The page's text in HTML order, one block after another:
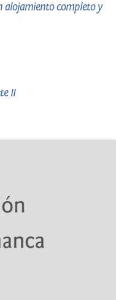
alojamiento completo y
II